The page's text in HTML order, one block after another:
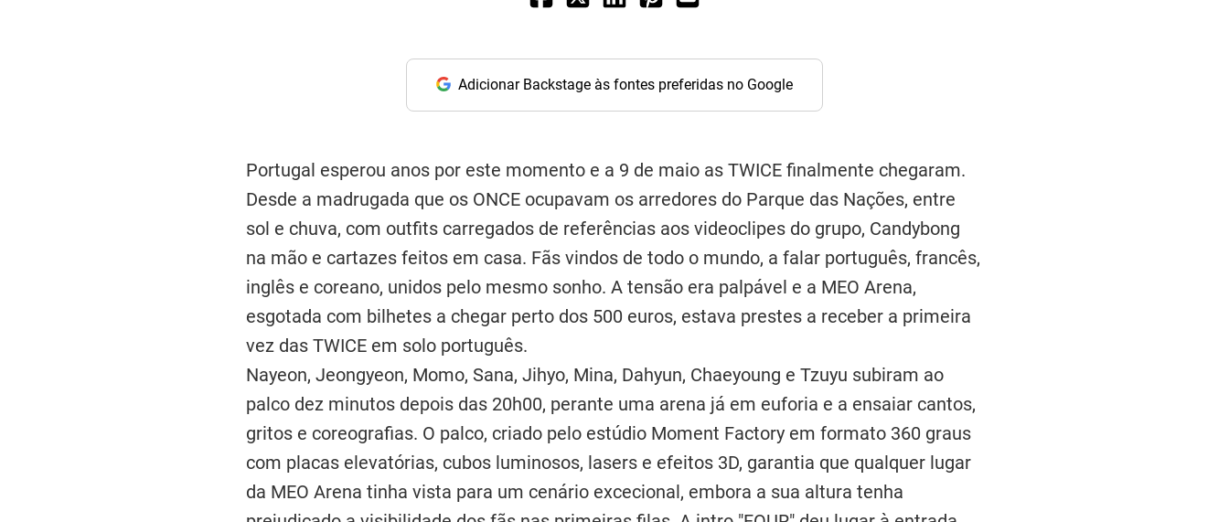
Adicionar Backstage às fontes preferidas no Google
Portugal esperou anos por este momento e a 9 de maio as TWICE finalmente chegaram.
Desde a madrugada que os ONCE ocupavam os arredores do Parque das Nações, entre
sol e chuva, com outfits carregados de referências aos videoclipes do grupo, Candybong
na mão e cartazes feitos em casa. Fãs vindos de todo o mundo, a falar português, francês,
inglês e coreano, unidos pelo mesmo sonho. A tensão era palpável e a MEO Arena,
esgotada com bilhetes a chegar perto dos 500 euros, estava prestes a receber a primeira
vez das TWICE em solo português.
Nayeon, Jeongyeon, Momo, Sana, Jihyo, Mina, Dahyun, Chaeyoung e Tzuyu subiram ao
palco dez minutos depois das 20h00, perante uma arena já em euforia e a ensaiar cantos,
gritos e coreografias. O palco, criado pelo estúdio Moment Factory em formato 360 graus
com placas elevatórias, cubos luminosos, lasers e efeitos 3D, garantia que qualquer lugar
da MEO Arena tinha vista para um cenário excecional, embora a sua altura tenha